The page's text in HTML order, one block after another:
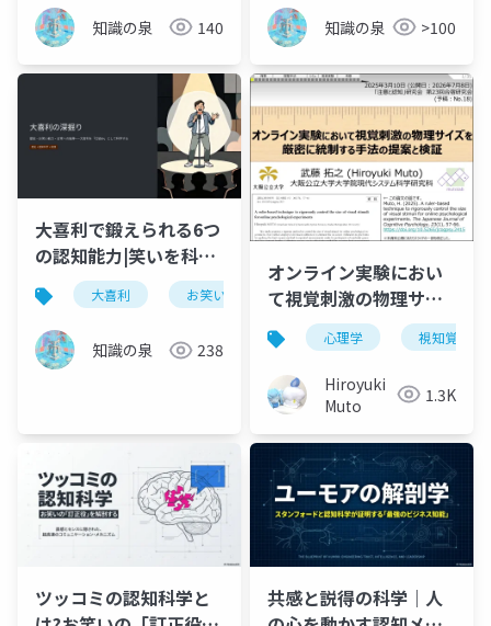
知識の泉 140 知識の泉 >100
大喜利で鍛えられる6つ
の認知能力|笑いを科学
する完全ガイド
大喜利 お笑い 認知科学 ユーモア
知識の泉 238
オンライン実験におい
て視覚刺激の物理サイ
ズを厳密に統制する手
法の提案と検証
心理学 視知覚
Hiroyuki
Muto
1.3K
ツッコミの認知科学と
共感と説得の科学｜人